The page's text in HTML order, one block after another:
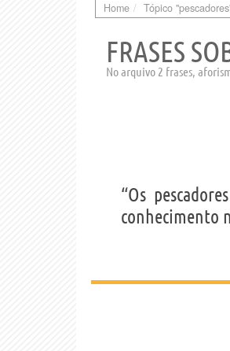
Home Tópico
FRASES
No arquivo 2 frases,
“Os
conhecimento